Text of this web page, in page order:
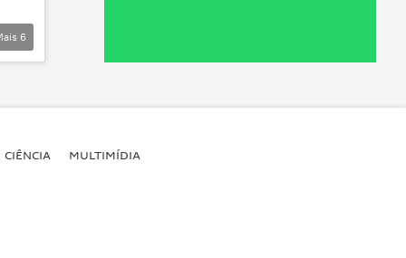
6
CIÊNCIA MULTIMÍDIA